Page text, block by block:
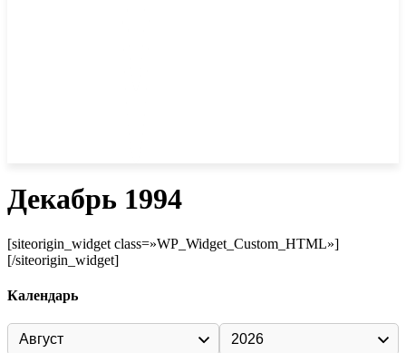
Декабрь 1994
[siteorigin_widget class=»WP_Widget_Custom_HTML»]
[/siteorigin_widget]
Календарь